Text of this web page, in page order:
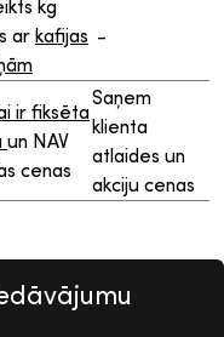
kg
ar kafijas -
ir fiksēta
un NAV
cenas
Saņem
klienta
atlaides un
akciju cenas